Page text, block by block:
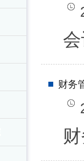
财务